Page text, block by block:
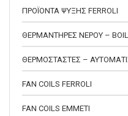
ΠΡΟΪΟΝΤΑ ΨΥΞΗΣ FERROLI
ΘΕΡΜΑΝΤΗΡΕΣ ΝΕΡΟΥ –
ΘΕΡΜΟΣΤΑΣΤΕΣ –
FAN COILS FERROLI
FAN COILS EMMETI